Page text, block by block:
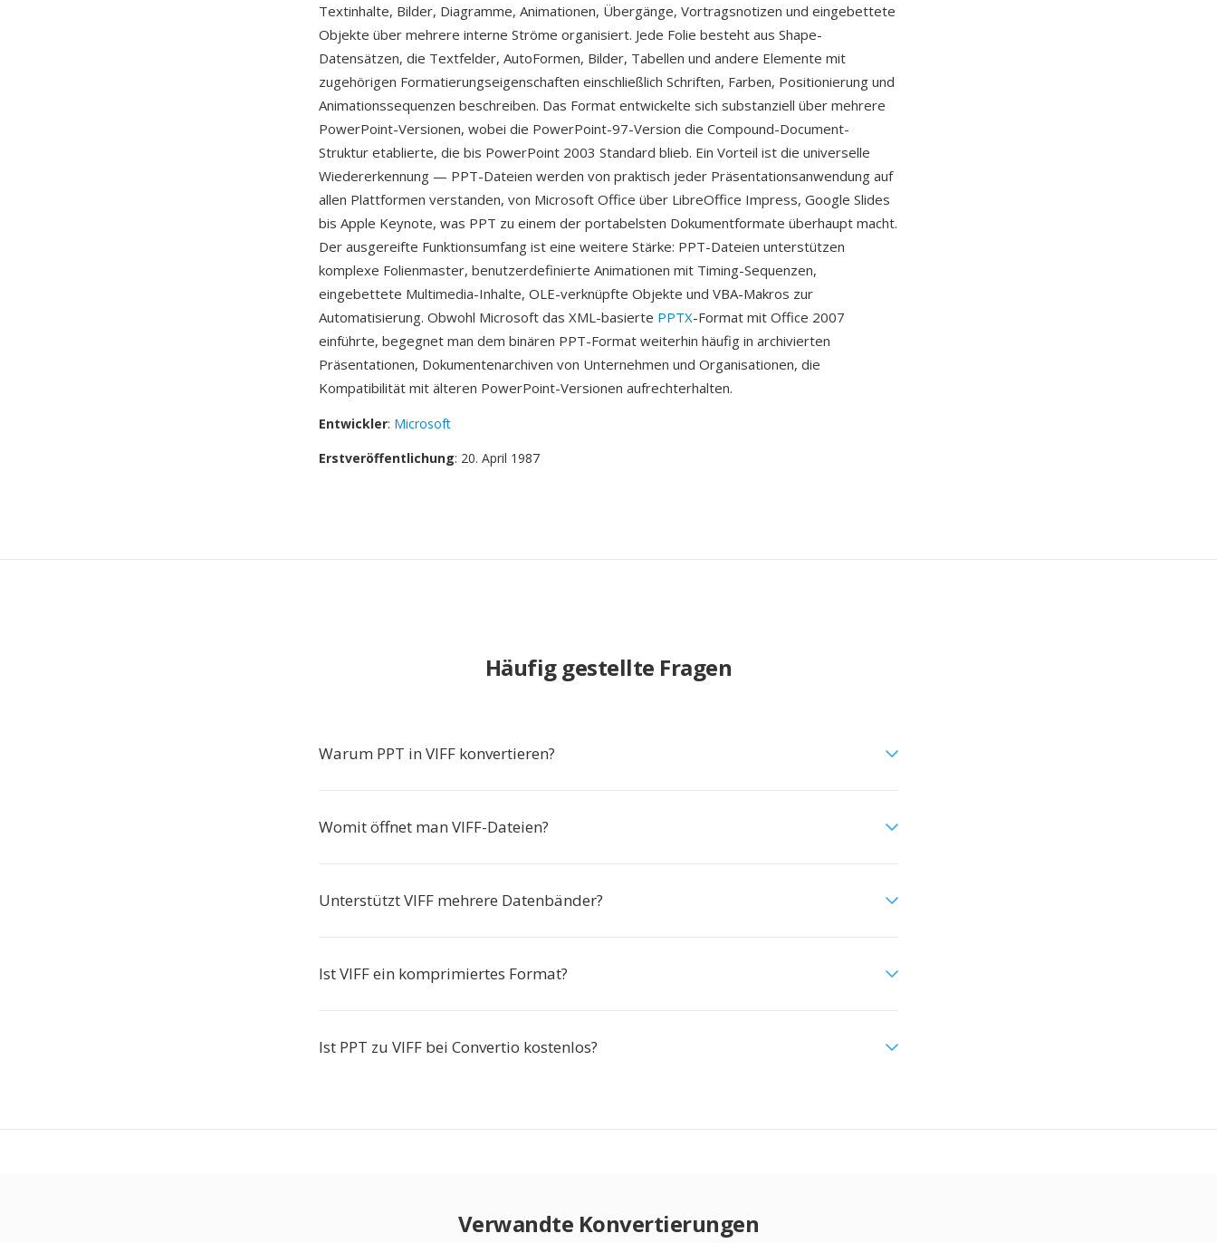
Textinhalte, Bilder, Diagramme, Animationen, Übergänge, Vortragsnotizen und eingebettete
Objekte über mehrere interne Ströme organisiert. Jede Folie besteht aus Shape-
Datensätzen, die Textfelder, AutoFormen, Bilder, Tabellen und andere Elemente mit
zugehörigen Formatierungseigenschaften einschließlich Schriften, Farben, Positionierung und
Animationssequenzen beschreiben. Das Format entwickelte sich substanziell über mehrere
PowerPoint-Versionen, wobei die PowerPoint-97-Version die Compound-Document-
Struktur etablierte, die bis PowerPoint 2003 Standard blieb. Ein Vorteil ist die universelle
Wiedererkennung — PPT-Dateien werden von praktisch jeder Präsentationsanwendung auf
allen Plattformen verstanden, von Microsoft Office über LibreOffice Impress, Google Slides
bis Apple Keynote, was PPT zu einem der portabelsten Dokumentformate überhaupt macht.
Der ausgereifte Funktionsumfang ist eine weitere Stärke: PPT-Dateien unterstützen
komplexe Folienmaster, benutzerdefinierte Animationen mit Timing-Sequenzen,
eingebettete Multimedia-Inhalte, OLE-verknüpfte Objekte und VBA-Makros zur
Automatisierung. Obwohl Microsoft das XML-basierte PPTX-Format mit Office 2007
einführte, begegnet man dem binären PPT-Format weiterhin häufig in archivierten
Präsentationen, Dokumentenarchiven von Unternehmen und Organisationen, die
Kompatibilität mit älteren PowerPoint-Versionen aufrechterhalten.
Entwickler: Microsoft
Erstveröffentlichung: 20. April 1987
Häufig gestellte Fragen
Warum PPT in VIFF konvertieren?
Womit öffnet man VIFF-Dateien?
Unterstützt VIFF mehrere Datenbänder?
Ist VIFF ein komprimiertes Format?
Ist PPT zu VIFF bei Convertio kostenlos?
Verwandte Konvertierungen